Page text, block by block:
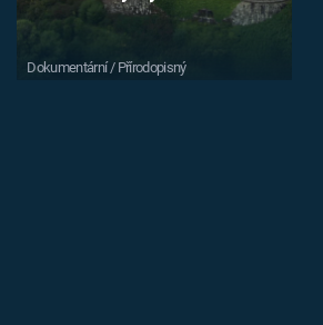
Dokumentární / Přírodopisný